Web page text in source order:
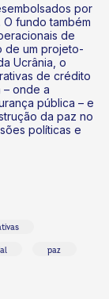
por
O fundo também
de
de um projeto-
Ucrânia, o
de crédito
– onde a
pública – e
da paz no
políticas e
paz